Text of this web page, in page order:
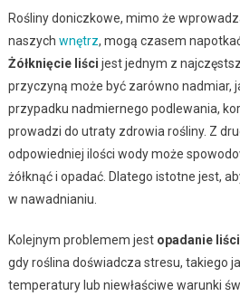
Rośliny doniczkowe, mimo że
naszych wnętrz, mogą czasem
Żółknięcie liści jest jednym z
przyczyną może być zarówno nadmiar,
przypadku nadmiernego podlewania,
prowadzi do utraty zdrowia rośliny. Z
odpowiedniej ilości wody może
żółknąć i opadać. Dlatego istotne jest,
w nawadnianiu.
Kolejnym problemem jest opadanie liści
gdy roślina doświadcza stresu, takiego
temperatury lub niewłaściwe warunki